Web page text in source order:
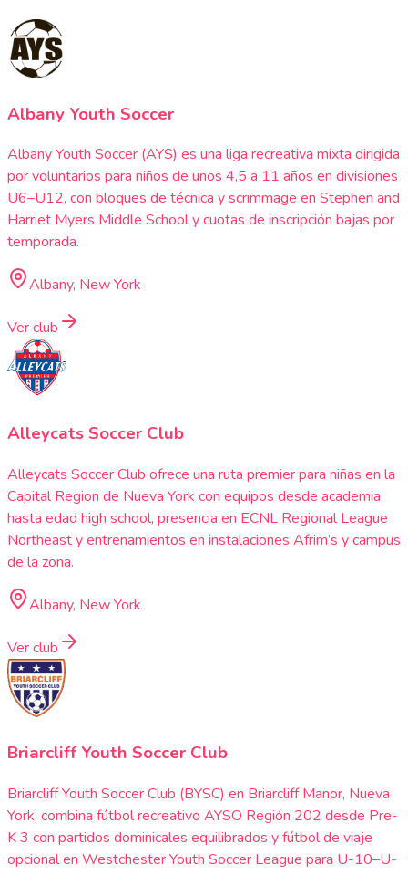
Albany Youth Soccer
Albany Youth Soccer (AYS) es una liga recreativa mixta dirigida
por voluntarios para niños de unos 4,5 a 11 años en divisiones
U6–U12, con bloques de técnica y scrimmage en Stephen and
Harriet Myers Middle School y cuotas de inscripción bajas por
temporada.
Albany, New York
Ver club
Alleycats Soccer Club
Alleycats Soccer Club ofrece una ruta premier para niñas en la
Capital Region de Nueva York con equipos desde academia
hasta edad high school, presencia en ECNL Regional League
Northeast y entrenamientos en instalaciones Afrim’s y campus
de la zona.
Albany, New York
Ver club
Briarcliff Youth Soccer Club
Briarcliff Youth Soccer Club (BYSC) en Briarcliff Manor, Nueva
York, combina fútbol recreativo AYSO Región 202 desde Pre-
K 3 con partidos dominicales equilibrados y fútbol de viaje
opcional en Westchester Youth Soccer League para U-10–U-